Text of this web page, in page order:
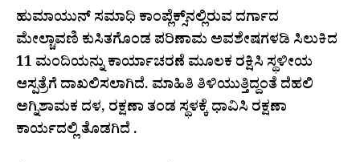
ಹುಮಾಯುನ್ ಸಮಾಧಿ ಕಾಂಪ್ಲೆಕ್ಸ್‌ನಲ್ಲಿರುವ ದರ್ಗಾದ
ಮೇಲ್ಚಾವಣಿ ಕುಸಿತಗೊಂಡ ಪರಿಣಾಮ ಅವಶೇಷಗಳಡಿ ಸಿಲುಕಿದ
11 ಮಂದಿಯನ್ನು ಕಾರ್ಯಾಚರಣೆ ಮೂಲಕ ರಕ್ಷಿಸಿ ಸ್ಥಳೀಯ
ಆಸ್ಪತ್ರೆಗೆ ದಾಖಲಿಸಲಾಗಿದೆ. ಮಾಹಿತಿ ತಿಳಿಯುತ್ತಿದ್ದಂತೆ ದೆಹಲಿ
ಅಗ್ನಿಶಾಮಕ ದಳ, ರಕ್ಷಣಾ ತಂಡ ಸ್ಥಳಕ್ಕೆ ಧಾವಿಸಿ ರಕ್ಷಣಾ
ಕಾರ್ಯದಲ್ಲಿ ತೊಡಗಿದೆ .